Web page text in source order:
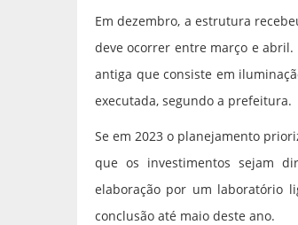
Em dezembro, a estrutura
deve ocorrer entre março e
antiga que consiste em
executada, segundo a prefeitura.
Se em 2023 o planejamento
que os investimentos sejam
elaboração por um laboratório
conclusão até maio deste ano.